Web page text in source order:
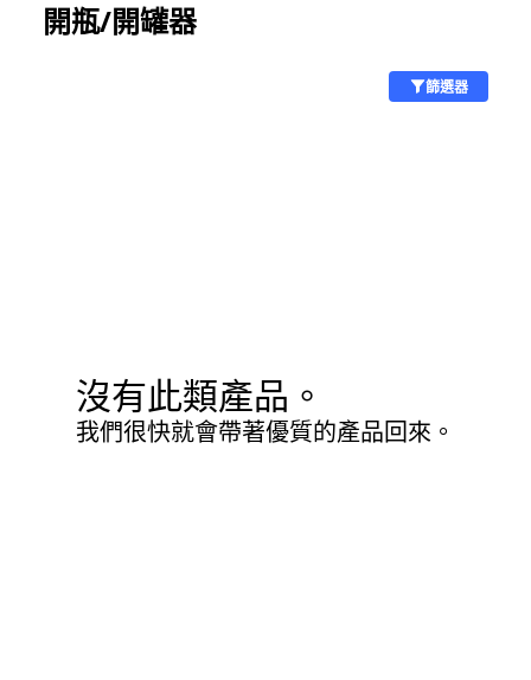
開瓶/開罐器
篩選器
沒有此類產品。
我們很快就會帶著優質的產品回來。